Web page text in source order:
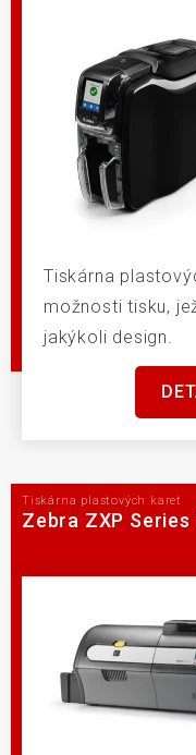
Tiskárna
možnosti tisku,
jakýkoli design.
Tiskárna plastových karet
Zebra ZXP Series